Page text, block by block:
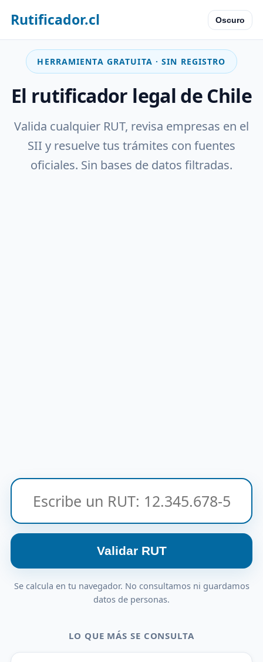
Rutificador.cl Oscuro
HERRAMIENTA GRATUITA · SIN REGISTRO
El rutificador legal de Chile
Valida cualquier RUT, revisa empresas en el
SII y resuelve tus trámites con fuentes
oficiales. Sin bases de datos filtradas.
Validar RUT
Se calcula en tu navegador. No consultamos ni guardamos
datos de personas.
LO QUE MÁS SE CONSULTA